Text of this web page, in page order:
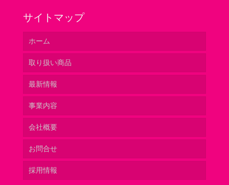
サイトマップ
ホーム
取り扱い商品
ベトナム
オランダ
コロンビア
チリ
ニュージーランド
最新情報
事業内容
ネットワーク
安定した出荷体制
品質管理
会社概要
グリーンウィングスよりご挨拶
会社概要
お問合せ
採用情報